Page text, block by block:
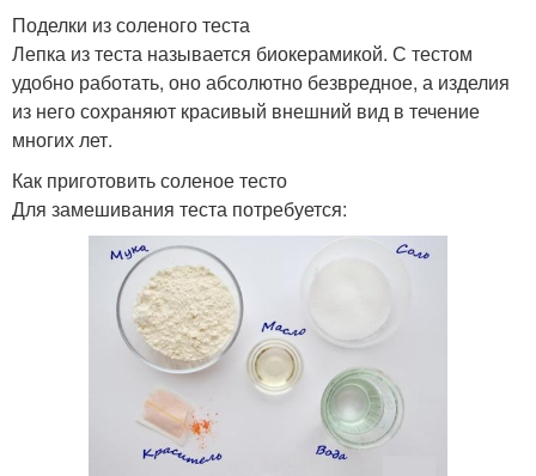
Поделки из соленого теста
Лепка из теста называется биокерамикой. С тестом
удобно работать, оно абсолютно безвредное, а изделия
из него сохраняют красивый внешний вид в течение
многих лет.
Как приготовить соленое тесто
Для замешивания теста потребуется: